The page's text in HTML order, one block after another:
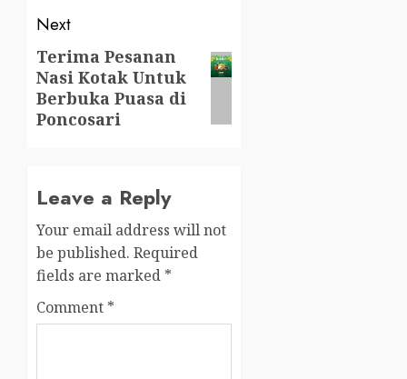
Next
Next
post:
Terima Pesanan
Nasi Kotak Untuk
Berbuka Puasa di
Poncosari
Leave a Reply
Your email address will not
be published. Required
fields are marked *
Comment *